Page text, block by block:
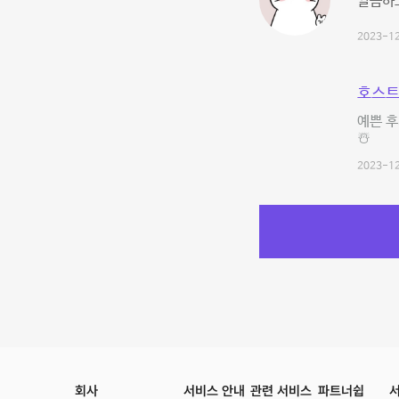
2023-
호스
예쁜
☃️
2023-
회사 서비스 안내 관련 서비스 파트너쉽